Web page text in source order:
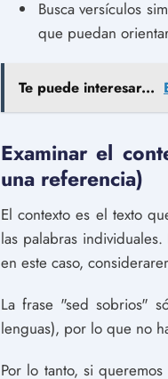
Busca versículos
que puedan
Te puede interesar...
Examinar el
una referencia)
El contexto es el texto
las palabras
en este caso,
La frase "sed sobrios"
lenguas), por lo que no
Por lo tanto, si